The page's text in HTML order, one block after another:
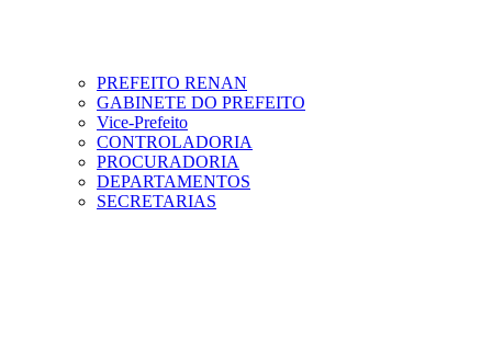
PREFEITO RENAN
GABINETE DO PREFEITO
Vice-Prefeito
CONTROLADORIA
PROCURADORIA
DEPARTAMENTOS
SECRETARIAS